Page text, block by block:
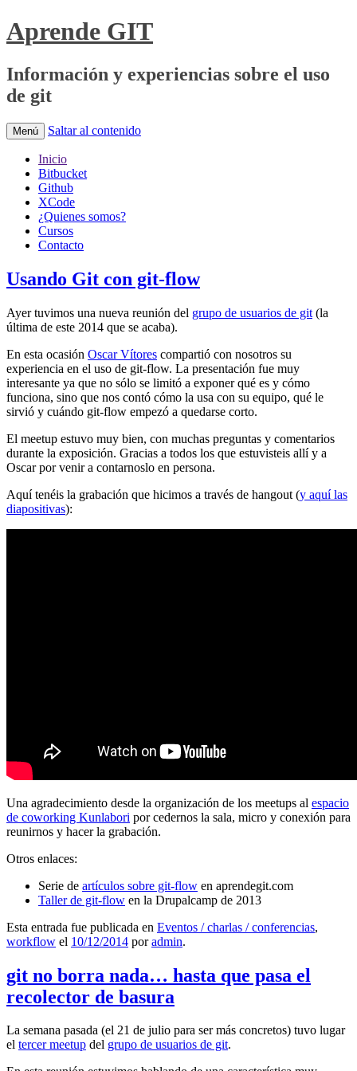
Aprende GIT
Información y experiencias sobre el uso
de git
Menú Saltar al contenido
Inicio
Bitbucket
Github
XCode
¿Quienes somos?
Cursos
Contacto
Usando Git con git-flow
Ayer tuvimos una nueva reunión del grupo de usuarios de git (la
última de este 2014 que se acaba).
En esta ocasión Oscar Vítores compartió con nosotros su
experiencia en el uso de git-flow. La presentación fue muy
interesante ya que no sólo se limitó a exponer qué es y cómo
funciona, sino que nos contó cómo la usa con su equipo, qué le
sirvió y cuándo git-flow empezó a quedarse corto.
El meetup estuvo muy bien, con muchas preguntas y comentarios
durante la exposición. Gracias a todos los que estuvisteis allí y a
Oscar por venir a contarnoslo en persona.
Aquí tenéis la grabación que hicimos a través de hangout (y aquí las
diapositivas):
Una agradecimiento desde la organización de los meetups al espacio
de coworking Kunlabori por cedernos la sala, micro y conexión para
reunirnos y hacer la grabación.
Otros enlaces:
Serie de artículos sobre git-flow en aprendegit.com
Taller de git-flow en la Drupalcamp de 2013
Esta entrada fue publicada en Eventos / charlas / conferencias,
workflow el 10/12/2014 poradmin.
git no borra nada… hasta que pasa el
recolector de basura
La semana pasada (el 21 de julio para ser más concretos) tuvo lugar
el tercer meetup del grupo de usuarios de git.